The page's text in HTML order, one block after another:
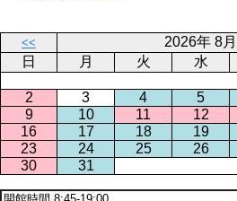
<< 2026年 8月
日 月 火 水
2
3 4 5
9
10 11 12
16
17 18 19
23
24 25 26
30
31